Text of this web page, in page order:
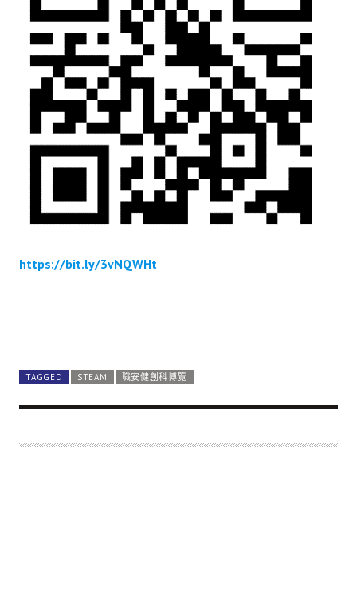
https://bit.ly/3vNQWHt
TAGGED STEAM 職安健創科博覽